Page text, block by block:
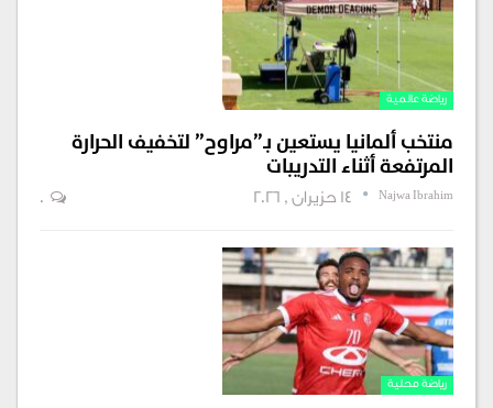
رياضة عالمية
منتخب ألمانيا يستعين بـ”مراوح” لتخفيف الحرارة
المرتفعة أثناء التدريبات
Najwa Ibrahim 14 حزيران , 2026 0
رياضة محلية